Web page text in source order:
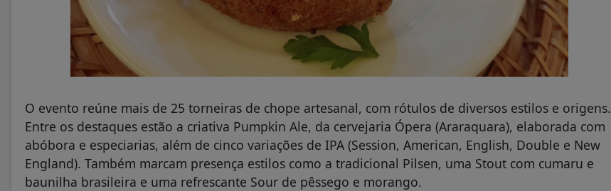
O evento reúne mais de 25 torneiras de chope artesanal, com rótulos de diversos estilos e origens.
Entre os destaques estão a criativa Pumpkin Ale, da cervejaria Ópera (Araraquara), elaborada com
abóbora e especiarias, além de cinco variações de IPA (Session, American, English, Double e New
England). Também marcam presença estilos como a tradicional Pilsen, uma Stout com cumaru e
baunilha brasileira e uma refrescante Sour de pêssego e morango.